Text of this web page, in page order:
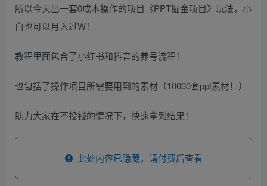
所以今天出一套0成本操作的项目《PPT掘金项目》玩法，小
白也可以月入过W！
教程里面包含了小红书和抖音的养号流程！
也包括了操作项目所需要用到的素材（10000套ppt素材！）
助力大家在不投钱的情况下，快速拿到结果！
此处内容已隐藏，请付费后查看